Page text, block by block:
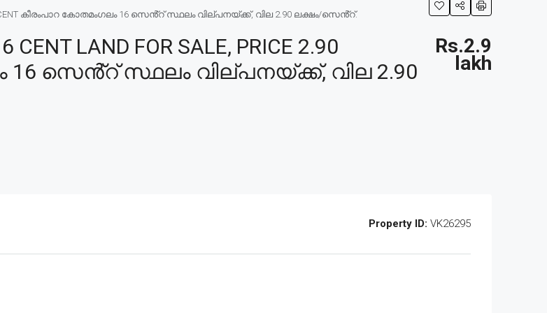
LAKH/CENT കീരംപാറ കോതമംഗലം 16 സെൻ്റ് സ്ഥലം വില്പനയ്ക്ക്, വില 2.90 ലക്ഷം/സെൻ്റ്.
CENT LAND FOR SALE, PRICE 2.90
16 സെൻ്റ് സ്ഥലം വില്പനയ്ക്ക്, വില 2.90
Rs.2.9
lakh
Property ID: VK26295